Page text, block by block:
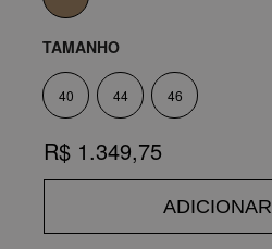
TAMANHO
40 44 46
R$ 1.349,75
ADICIONAR